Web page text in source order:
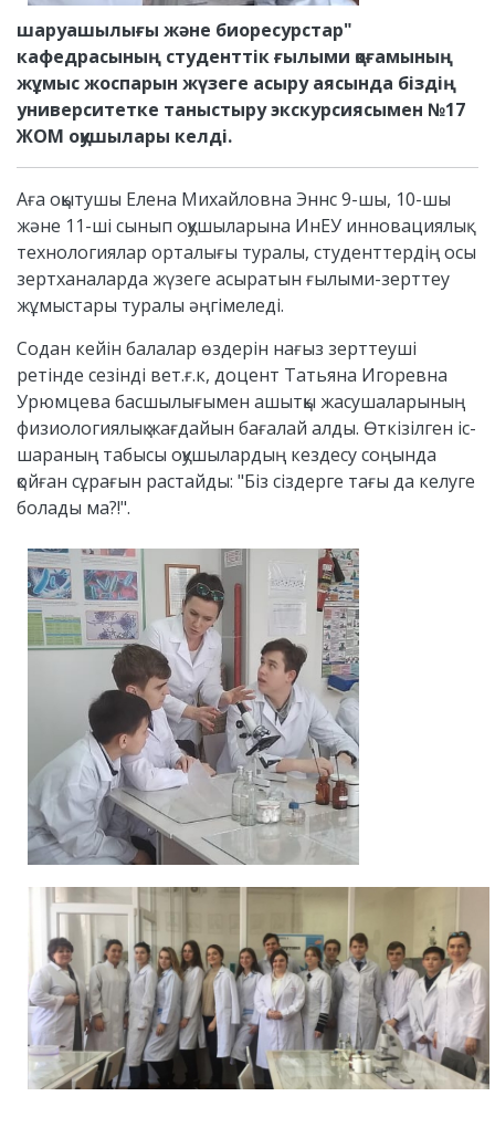
шаруашылығы және биоресурстар"
кафедрасының студенттік ғылыми қоғамының
жұмыс жоспарын жүзеге асыру аясында біздің
университетке таныстыру экскурсиясымен №17
ЖОМ оқушылары келді.
Аға оқытушы Елена Михайловна Эннс 9-шы, 10-шы
және 11-ші сынып оқушыларына ИнЕУ инновациялық
технологиялар орталығы туралы, студенттердің осы
зертханаларда жүзеге асыратын ғылыми-зерттеу
жұмыстары туралы әңгімеледі.
Содан кейін балалар өздерін нағыз зерттеуші
ретінде сезінді вет.ғ.к, доцент Татьяна Игоревна
Урюмцева басшылығымен ашытқы жасушаларының
физиологиялық жағдайын бағалай алды. Өткізілген іс-
шараның табысы оқушылардың кездесу соңында
қойған сұрағын растайды: "Біз сіздерге тағы да келуге
болады ма?!".